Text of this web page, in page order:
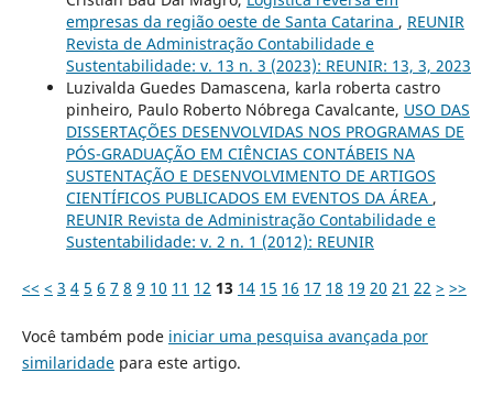
empresas da região oeste de Santa Catarina , REUNIR
Revista de Administração Contabilidade e
Sustentabilidade: v. 13 n. 3 (2023): REUNIR: 13, 3, 2023
Luzivalda Guedes Damascena, karla roberta castro
pinheiro, Paulo Roberto Nóbrega Cavalcante, USO DAS
DISSERTAÇÕES DESENVOLVIDAS NOS PROGRAMAS DE
PÓS-GRADUAÇÃO EM CIÊNCIAS CONTÁBEIS NA
SUSTENTAÇÃO E DESENVOLVIMENTO DE ARTIGOS
CIENTÍFICOS PUBLICADOS EM EVENTOS DA ÁREA ,
REUNIR Revista de Administração Contabilidade e
Sustentabilidade: v. 2 n. 1 (2012): REUNIR
<< < 3 4 5 6 7 8 9 10 11 12 13 14 15 16 17 18 19 20 21 22 > >>
Você também pode iniciar uma pesquisa avançada por
similaridadepara este artigo.